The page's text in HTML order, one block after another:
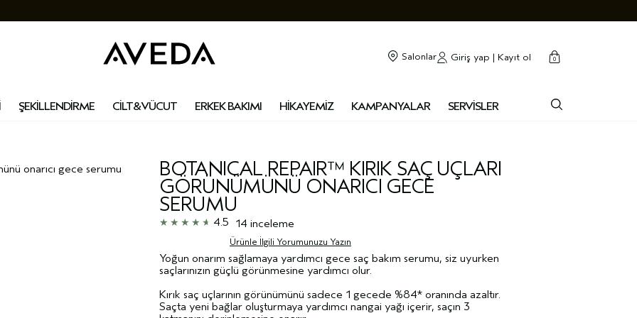
Salonlar Giriş yap | Kayıt ol cart
0
kapalı
ŞEKİLLENDİRME CİLT&VÜCUT ERKEK BAKIMI HİKAYEMİZ KAMPANYALAR SERVİSLER
onarici gece serumu BOTANICAL REPAIR™ KIRIK SAÇ UÇLARI
GÖRÜNÜMÜNÜ ONARICI GECE
SERUMU
4.5 14 inceleme
Ürünle İlgili Yorumunuzu Yazın
Yoğun onarım sağlamaya yardımcı gece saç bakım serumu, siz uyurken
saçlarınızın güçlü görünmesine yardımcı olur.
Kırık saç uçlarının görünümünü sadece 1 gecede %84* oranında azaltır.
Saçta yeni bağlar oluşturmaya yardımcı nangai yağı içerir, saçın 3